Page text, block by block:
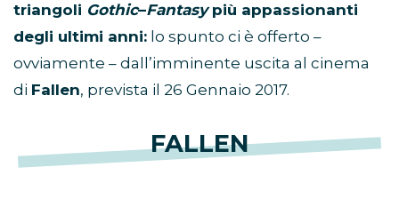
triangoli Gothic–Fantasypiù appassionanti
degli ultimi anni: lo spunto ci è offerto –
ovviamente – dall’imminente uscita al cinema
di Fallen, prevista il 26 Gennaio 2017.
FALLEN